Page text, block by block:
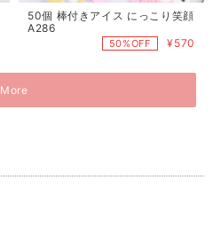
50個 棒付きアイス にっこり笑顔
A286
50%OFF ¥570
More